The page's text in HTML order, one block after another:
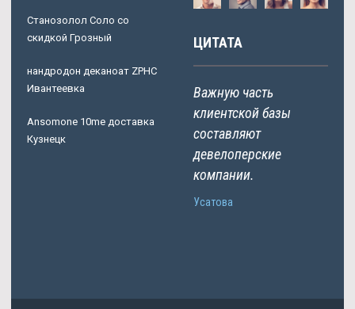
Станозолол Соло со
скидкой Грозный
нандродон деканоат ZPHC
Ивантеевка
Ansomone 10me доставка
Кузнецк
ЦИТАТА
Важную часть
клиентской базы
составляют
девелоперские
компании.
Усатова